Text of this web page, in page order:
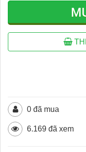
0 đã mua
6.169 đã xem